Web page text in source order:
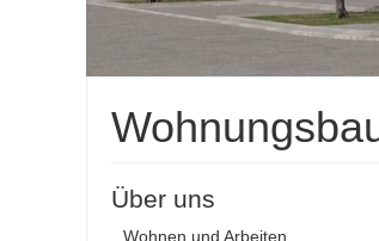
Über uns
Wohnen und Arbeiten